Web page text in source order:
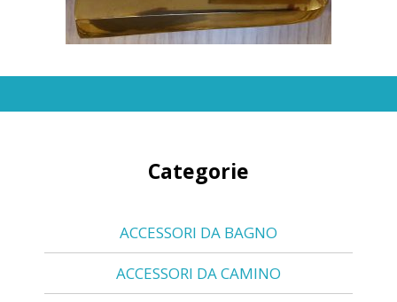
Categorie
ACCESSORI DA BAGNO
ACCESSORI DA CAMINO